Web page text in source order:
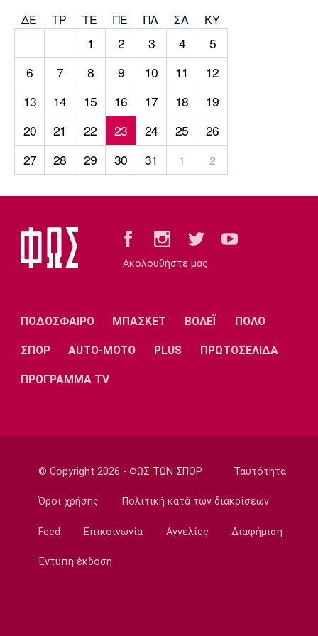
Cine Spot
Running
Media
Παρασκήνιο
Ιωνικός Κηφισιά Πανσερραϊκός
Μπαρτσελόνα
Ρεάλ
Ατλέτικο
Μάντσεστερ
Γιουνάιτεντ
Τσέλσι Άρσεναλ
Λίβερπουλ
Μάντσεστερ
Γιουβέντους
Ντόρτμουντ
Ζερμέν
ΔΕ ΤΡ TΕ ΠΕ ΠΑ ΣΑ ΚΥ
1 2 3 4
5
6
7 8 9 10 11
12
13
14 15 16 17 18
19
20
21 22 23 24 25
26
27
28 29 30 31 1 2
Ακολουθήστε μας
ΠΟΔΟΣΦΑΙΡΟ ΜΠΑΣΚΕΤ ΒΟΛΕΪ ΠΟΛΟ
ΣΠΟΡ AUTO-MOTO PLUS ΠΡΩΤΟΣΕΛΙΔΑ
ΠΡΟΓΡΑΜΜΑ TV
© Copyright 2026 - ΦΩΣ ΤΩΝ ΣΠΟΡ Ταυτότητα
Όροι χρήσης Πολιτική κατά των διακρίσεων
Feed Επικοινωνία Αγγελίες Διαφήμιση
Έντυπη έκδοση